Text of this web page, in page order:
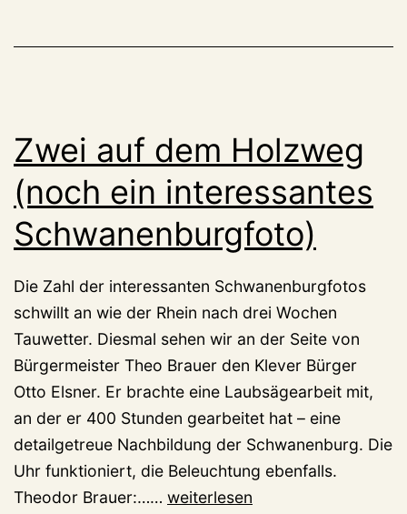
Zwei auf dem Holzweg
(noch ein interessantes
Schwanenburgfoto)
Die Zahl der interessanten Schwanenburgfotos
schwillt an wie der Rhein nach drei Wochen
Tauwetter. Diesmal sehen wir an der Seite von
Bürgermeister Theo Brauer den Klever Bürger
Otto Elsner. Er brachte eine Laubsägearbeit mit,
an der er 400 Stunden gearbeitet hat – eine
detailgetreue Nachbildung der Schwanenburg. Die
Uhr funktioniert, die Beleuchtung ebenfalls.
Theodor Brauer:…… Zwei
weiterlesen